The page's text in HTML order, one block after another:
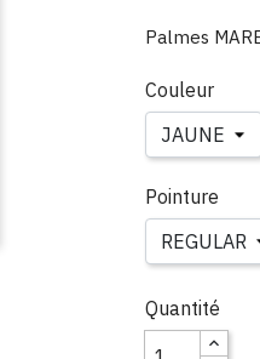
Palmes
Couleur
Pointure
Quantité